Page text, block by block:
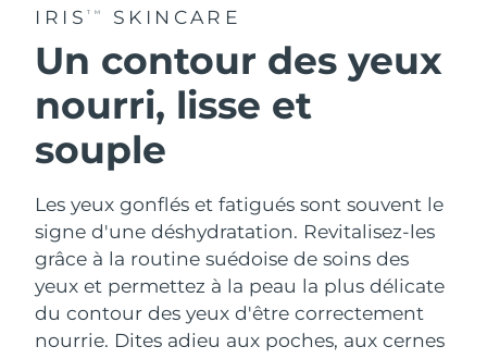
IRISTM SKINCARE
Un contour des yeux
nourri, lisse et
souple
Les yeux gonflés et fatigués sont souvent le
signe d'une déshydratation. Revitalisez-les
grâce à la routine suédoise de soins des
yeux et permettez à la peau la plus délicate
du contour des yeux d'être correctement
nourrie. Dites adieu aux poches, aux cernes